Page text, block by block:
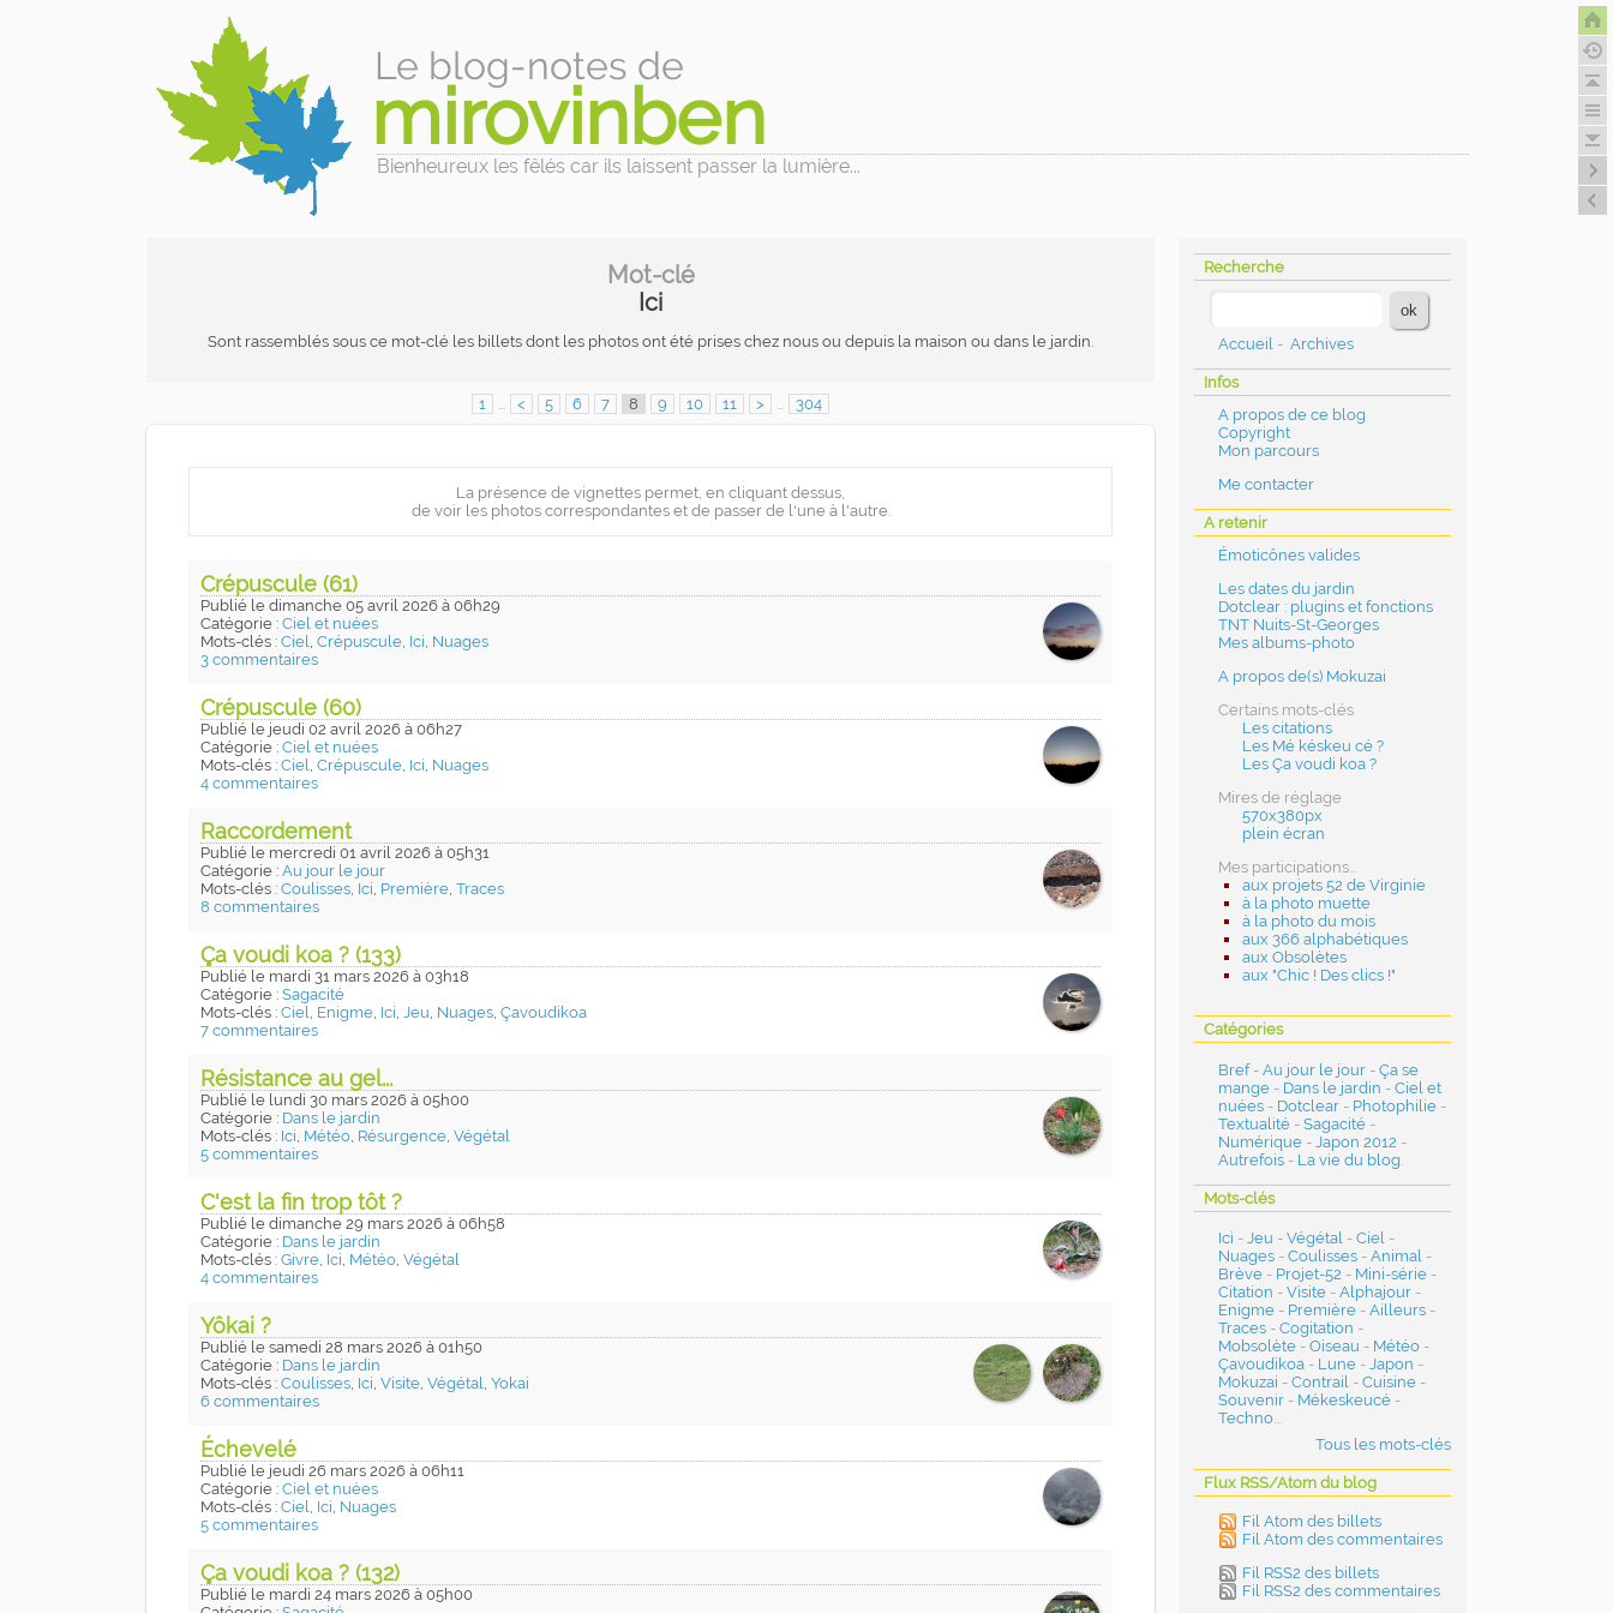
Le blog-notes de
mirovinben
Bienheureux les fêlés car ils laissent passer la lumière...
Mot-clé
Ici
Sont rassemblés sous ce mot-clé les billets dont les photos ont été prises chez nous ou depuis la maison ou dans le jardin.
1 < 5 6 7 8 9 10 11 > 304
La présence de vignettes permet, en cliquant dessus,
de voir les photos correspondantes et de passer de l'une à l'autre.
Crépuscule (61)
Publié le dimanche 05 avril 2026 à 06h29
Catégorie : Ciel et nuées
Mots-clés : Ciel Crépuscule Ici Nuages
3 commentaires
Crépuscule (60)
Publié le jeudi 02 avril 2026 à 06h27
Catégorie : Ciel et nuées
Mots-clés : Ciel Crépuscule Ici Nuages
4 commentaires
Raccordement
Publié le mercredi 01 avril 2026 à 05h31
Catégorie : Au jour le jour
Mots-clés : Coulisses Ici Première Traces
8 commentaires
Ça voudi koa ? (133)
Publié le mardi 31 mars 2026 à 03h18
Catégorie : Sagacité
Mots-clés : Ciel Enigme Ici Jeu Nuages Çavoudikoa
7 commentaires
Résistance au gel...
Publié le lundi 30 mars 2026 à 05h00
Catégorie : Dans le jardin
Mots-clés : Ici Météo Résurgence Végétal
5 commentaires
C'est la fin trop tôt ?
Publié le dimanche 29 mars 2026 à 06h58
Catégorie : Dans le jardin
Mots-clés : Givre Ici Météo Végétal
4 commentaires
Yôkai ?
Publié le samedi 28 mars 2026 à 01h50
Catégorie : Dans le jardin
Mots-clés : Coulisses Ici Visite Végétal Yokai
6 commentaires
Échevelé
Publié le jeudi 26 mars 2026 à 06h11
Catégorie : Ciel et nuées
Mots-clés : Ciel Ici Nuages
5 commentaires
Ça voudi koa ? (132)
Publié le mardi 24 mars 2026 à 05h00
Recherche
Accueil - Archives
Infos
A propos de ce blog
Copyright
Mon parcours
Me contacter
A retenir
Émoticônes valides
Les dates du jardin
Dotclear : plugins et fonctions
TNT Nuits-St-Georges
Mes albums-photo
A propos de(s) Mokuzai
Certains mots-clés
Les citations
Les Mé késkeu cé ?
Les Ça voudi koa ?
Mires de réglage
570x380px
plein écran
Mes participations...
aux projets 52 de Virginie
à la photo muette
à la photo du mois
aux 366 alphabétiques
aux Obsolètes
aux "Chic ! Des clics !"
Catégories
Bref- Au jour le jour - Ça se
mange - Dans le jardin - Ciel et
nuées - Dotclear - Photophilie -
Textualité - Sagacité -
Numérique - Japon 2012 -
Autrefois - La vie du blog
Mots-clés
Ici - Jeu - Végétal - Ciel -
Nuages - Coulisses - Animal -
Brève - Projet-52 - Mini-série -
Citation - Visite - Alphajour -
Enigme - Première - Ailleurs -
Traces - Cogitation -
Mobsolète - Oiseau - Météo -
Çavoudikoa - Lune - Japon -
Mokuzai - Contrail - Cuisine -
Souvenir - Mékeskeucé -
Techno...
Tous les mots-clés
Flux RSS/Atom du blog
Fil Atom des billets
Fil Atom des commentaires
Fil RSS2 des billets
Fil RSS2 des commentaires